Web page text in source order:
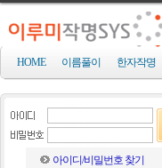
HOME 이름풀이 한자작명
아이디/비밀번호 찾기